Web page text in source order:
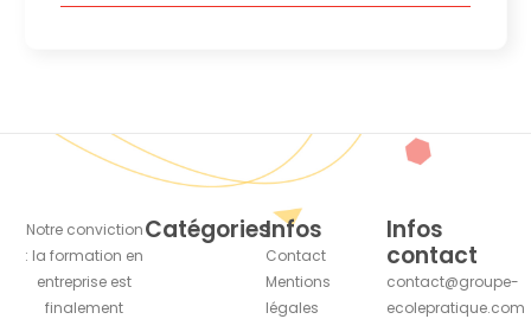
Notre conviction
: la formation en
entreprise est
finalement
CatégoriesInfos
Contact
Mentions
légales
Infos
contact
contact@groupe-
ecolepratique.com